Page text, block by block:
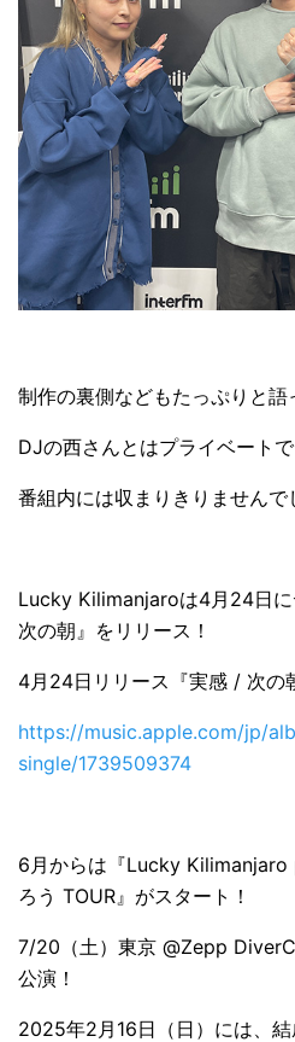
制作の裏側などもたっぷりと語
DJの西さんとはプライベートで
番組内には収まりきりませんで
Lucky Kilimanjaroは4月24日
次の朝』をリリース！
4月24日リリース『実感 / 次の
https://music.apple.com/jp/
single/1739509374
6月からは『Lucky Kilimanjaro
ろう TOUR』がスタート！
7/20（土）東京 @Zepp
公演！
2025年2月16日（日）には、